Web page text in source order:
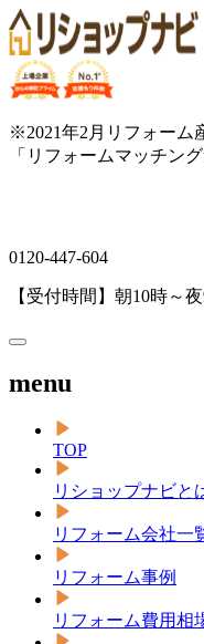
※2021年2月リフォーム
「リフォームマッチン
0120-447-604
【受付時間】朝10時～
menu
TOP
リショップナビと
リフォーム会社一
リフォーム事例
リフォーム費用相